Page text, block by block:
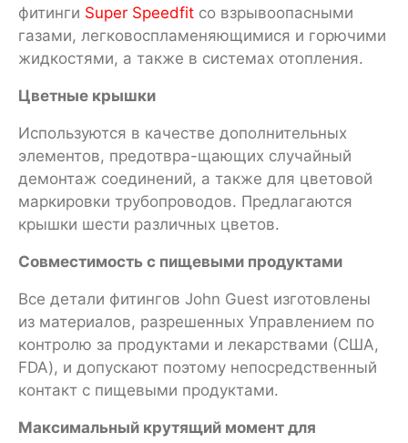
фитинги Super Speedfit со взрывоопасными
газами, легковоспламеняющимися и горючими
жидкостями, а также в системах отопления.
Цветные крышки
Используются в качестве дополнительных
элементов, предотвра-щающих случайный
демонтаж соединений, а также для цветовой
маркировки трубопроводов. Предлагаются
крышки шести различных цветов.
Совместимость с пищевыми продуктами
Все детали фитингов John Guest изготовлены
из материалов, разрешенных Управлением по
контролю за продуктами и лекарствами (США,
FDA), и допускают поэтому непосредственный
контакт с пищевыми продуктами.
Максимальный крутящий момент для